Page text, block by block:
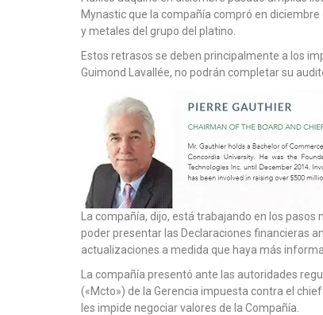
Mynastic que la compañía compró en
y metales del grupo del platino.
Estos retrasos se deben principalmente a los
Guimond Lavallée, no podrán completar su
La compañía, dijo, está trabajando en los
poder presentar las Declaraciones financieras
actualizaciones a medida que haya más
La compañía presentó ante las autoridades
(«Mcto») de la Gerencia impuesta contra el
les impide negociar valores de la Compañía.